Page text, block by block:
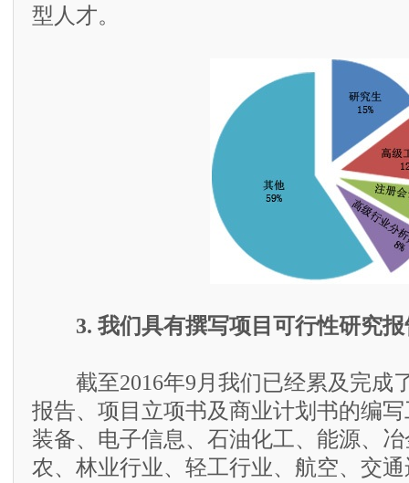
型人才。
3. 我们具有撰写项目可行性研究
截至2016年9月我们已经累及完成
报告、项目立项书及商业计划书的编
装备、电子信息、石油化工、能源、
农、林业行业、轻工行业、航空、交